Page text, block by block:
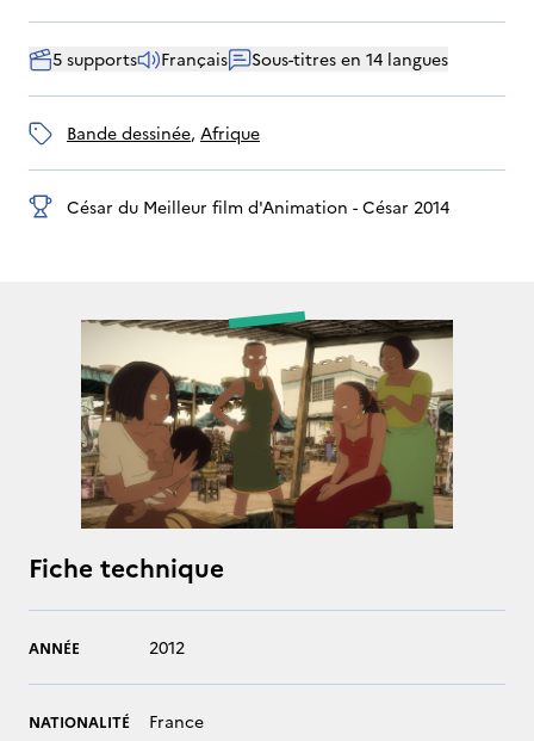
5 supports Français Sous-titres en 14 langues
bande dessinée, Afrique
César du Meilleur film d'Animation - César 2014
Fiche technique
ANNÉE 2012
NATIONALITÉ France